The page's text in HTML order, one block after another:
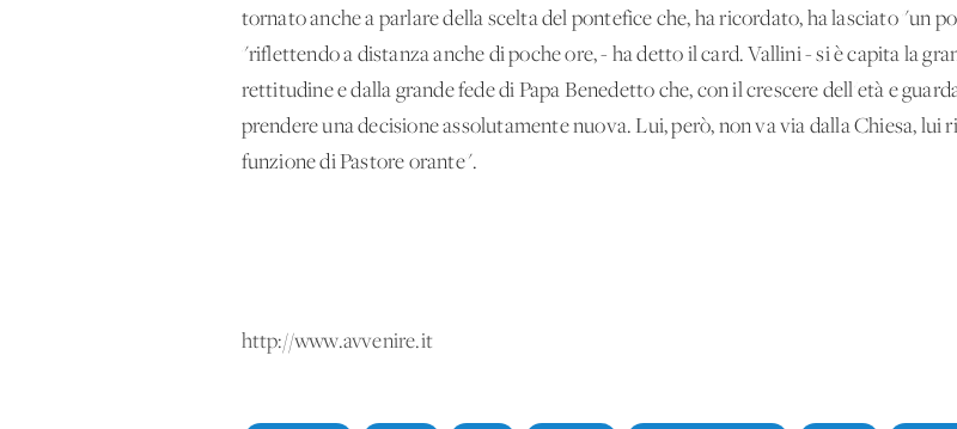
tornato anche a parlare della scelta del pontefice che, ha ricordato, ha lasciato "un
"riflettendo a distanza anche di poche ore, - ha detto il card. Vallini - si è capita la
rettitudine e dalla grande fede di Papa Benedetto che, con il crescere dell'età e
prendere una decisione assolutamente nuova. Lui, però, non va via dalla Chiesa, lui
funzione di Pastore orante".
http://www.avvenire.it